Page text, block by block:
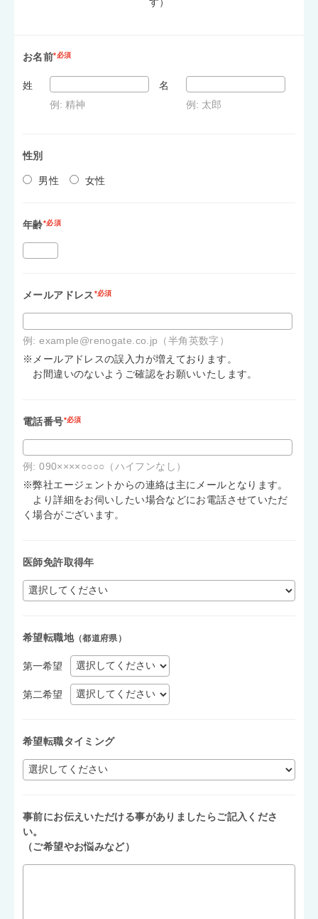
お名前*必須
姓
例: 精神
名
例: 太郎
性別
男性 女性
年齢*必須
メールアドレス*必須
例: example@renogate.co.jp（半角英数字）
※メールアドレスの誤入力が増えております。
お間違いのないようご確認をお願いいたします。
電話番号*必須
例: 090××××○○○○（ハイフンなし）
※弊社エージェントからの連絡は主にメールとなります。
より詳細をお伺いしたい場合などにお電話させていただ
く場合がございます。
医師免許取得年
希望転職地（都道府県）
第一希望
第二希望
希望転職タイミング
事前にお伝えいただける事がありましたらご記入くださ
い。
（ご希望やお悩みなど）